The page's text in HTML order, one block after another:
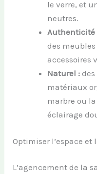
le verre, et
neutres.
des
accessoires
Naturel :
matériaux
marbre ou
éclairage
Optimiser l’espace et
L’agencement de la